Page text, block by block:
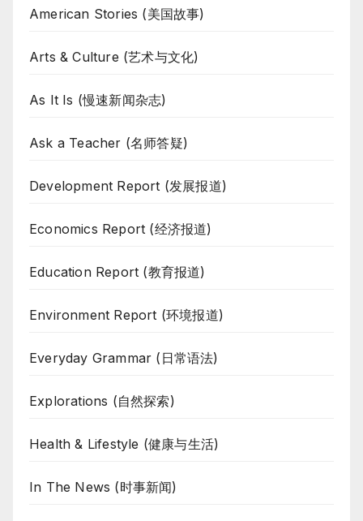
American Stories (美国故事)
Arts & Culture (艺术与文化)
As It Is (慢速新闻杂志)
Ask a Teacher (名师答疑)
Development Report (发展报道)
Economics Report (经济报道)
Education Report (教育报道)
Environment Report (环境报道)
Everyday Grammar (日常语法)
Explorations (自然探索)
Health & Lifestyle (健康与生活)
In The News (时事新闻)